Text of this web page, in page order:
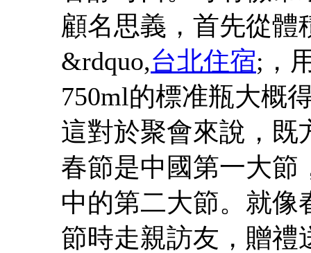
顧名思義，首先從體
&rdquo,台北住宿;，
750ml的標准瓶大概
這對於聚會來說，既
春節是中國第一大節
中的第二大節。就像
節時走親訪友，贈禮